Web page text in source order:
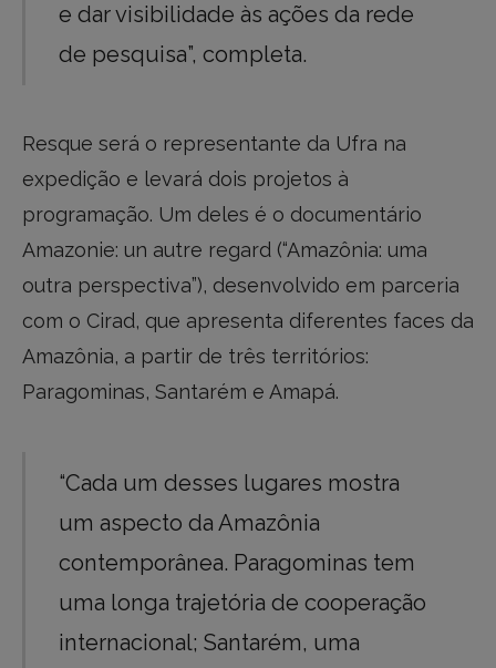
e dar visibilidade às ações da rede
de pesquisa”, completa.
Resque será o representante da Ufra na
expedição e levará dois projetos à
programação. Um deles é o documentário
Amazonie: un autre regard (“Amazônia: uma
outra perspectiva”), desenvolvido em parceria
com o Cirad, que apresenta diferentes faces da
Amazônia, a partir de três territórios:
Paragominas, Santarém e Amapá.
“Cada um desses lugares mostra
um aspecto da Amazônia
contemporânea. Paragominas tem
uma longa trajetória de cooperação
internacional; Santarém, uma